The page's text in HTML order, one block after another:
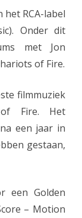
het RCA-label
Onder dit
met Jon
of Fire.
filmmuziek
Fire. Het
een jaar in
gestaan,
een Golden
– Motion